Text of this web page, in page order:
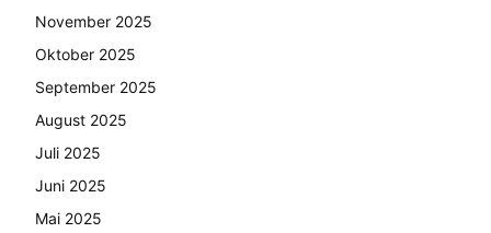
November 2025
Oktober 2025
September 2025
August 2025
Juli 2025
Juni 2025
Mai 2025